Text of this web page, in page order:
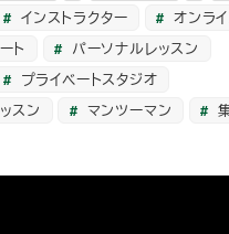
インストラクター
オンラ
ト
パーソナルレッスン
プライベートスタジオ
スン
マンツーマン